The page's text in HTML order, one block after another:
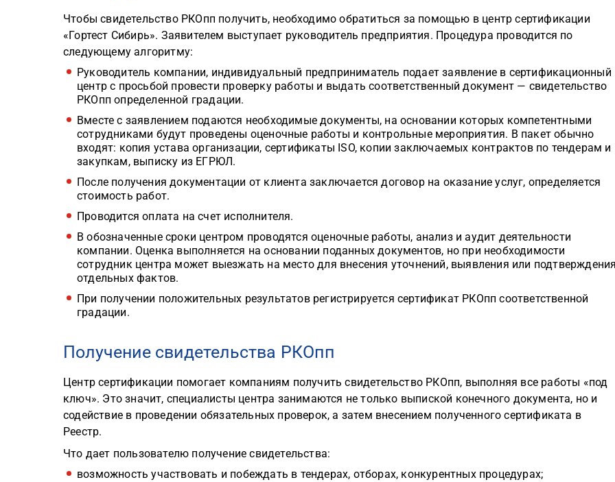
Чтобы свидетельство РКОпп получить, необходимо обратиться за помощью в центр сертификации
«Гортест Сибирь». Заявителем выступает руководитель предприятия. Процедура проводится по
следующему алгоритму:
Руководитель компании, индивидуальный предприниматель подает заявление в сертификационный
центр с просьбой провести проверку работы и выдать соответственный документ — свидетельство
РКОпп определенной градации.
Вместе с заявлением подаются необходимые документы, на основании которых компетентными
сотрудниками будут проведены оценочные работы и контрольные мероприятия. В пакет обычно
входят: копия устава организации, сертификаты ISO, копии заключаемых контрактов по тендерам и
закупкам, выписку из ЕГРЮЛ.
После получения документации от клиента заключается договор на оказание услуг, определяется
стоимость работ.
Проводится оплата на счет исполнителя.
В обозначенные сроки центром проводятся оценочные работы, анализ и аудит деятельности
компании. Оценка выполняется на основании поданных документов, но при необходимости
сотрудник центра может выезжать на место для внесения уточнений, выявления или
отдельных фактов.
При получении положительных результатов регистрируется сертификат РКОпп соответственной
градации.
Получение свидетельства РКОпп
Центр сертификации помогает компаниям получить свидетельство РКОпп, выполняя все работы «под
ключ». Это значит, специалисты центра занимаются не только выпиской конечного документа, но и
содействие в проведении обязательных проверок, а затем внесением полученного сертификата в
Реестр.
Что дает пользователю получение свидетельства:
возможность участвовать и побеждать в тендерах, отборах, конкурентных процедурах;